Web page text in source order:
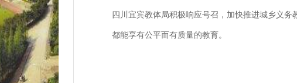
四川宜宾教体局积极响应号召，加快推进城乡义
都能享有公平而有质量的教育。